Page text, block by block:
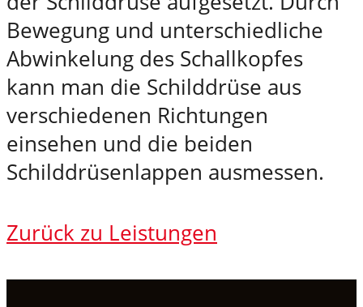
Bewegung und unterschiedliche
Abwinkelung des Schallkopfes
kann man die Schilddrüse aus
verschiedenen Richtungen
einsehen und die beiden
Schilddrüsenlappen ausmessen.
Zurück zu Leistungen